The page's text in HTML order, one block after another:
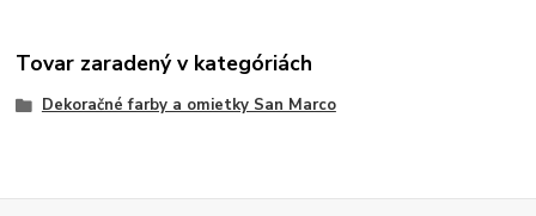
Tovar zaradený v kategóriách
Dekoračné farby a omietky San Marco